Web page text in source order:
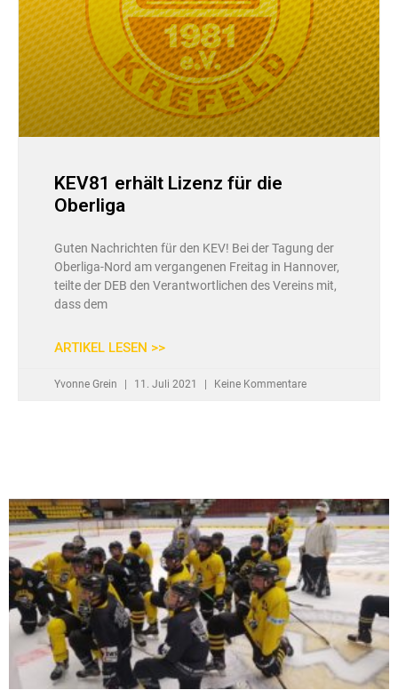
KEV81 erhält Lizenz für die
Oberliga
Guten Nachrichten für den KEV! Bei der Tagung der
Oberliga-Nord am vergangenen Freitag in Hannover,
teilte der DEB den Verantwortlichen des Vereins mit,
dass dem
ARTIKEL LESEN >>
Yvonne Grein 11. Juli 2021 Keine Kommentare